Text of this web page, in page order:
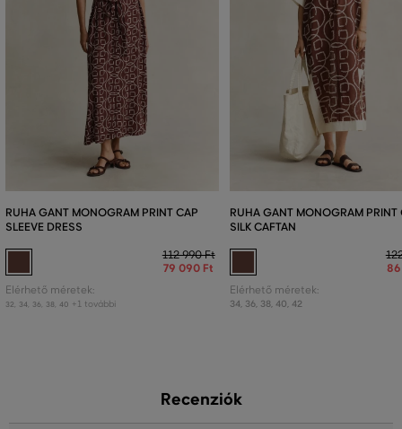
RUHA GANT MONOGRAM PRINT CAP
SLEEVE DRESS
112 990 Ft
79 090 Ft
Elérhető méretek:
32 34 36 38 40 +1 további
RUHA GANT MONOGRAM PRINT
SILK CAFTAN
Elérhető méretek:
34, 36, 38, 40, 42
Recenziók